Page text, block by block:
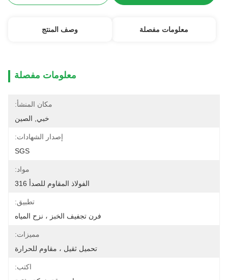
معلومات مفصلة وصف المنتج
معلومات مفصلة
مكان المنشأ:
خبي, الصين
إصدار الشهادات:
SGS
مواد:
الفولاذ المقاوم للصدأ 316
تطبيق:
فرن تجفيف الخبز ، نزح المياه
مميزات:
تحميل ثقيل ، مقاوم للحرارة
اكتب: